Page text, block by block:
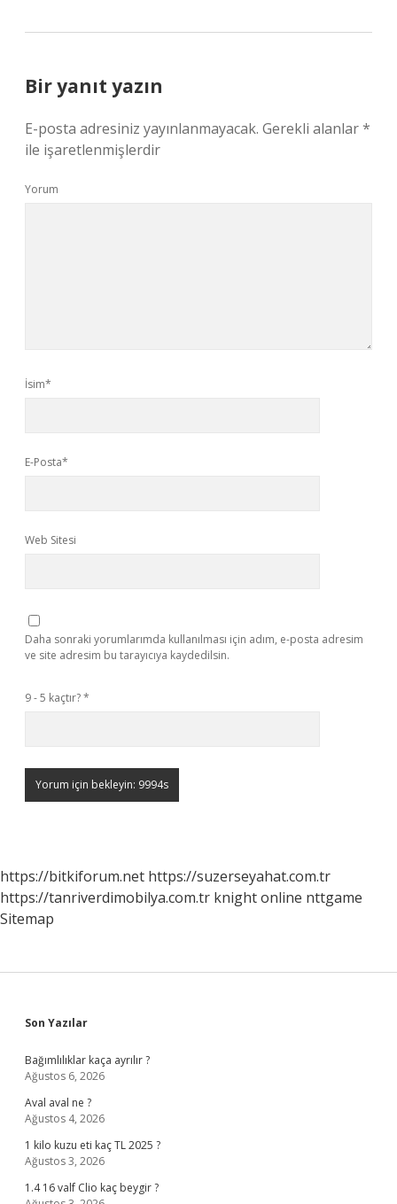
Bir yanıt yazın
E-posta adresiniz yayınlanmayacak. Gerekli alanlar*
ile işaretlenmişlerdir
Yorum
İsim*
E-Posta*
Web Sitesi
Daha sonraki yorumlarımda kullanılması için adım, e-posta adresim
ve site adresim bu tarayıcıya kaydedilsin.
9 - 5 kaçtır?*
https://bitkiforum.net https://suzerseyahat.com.tr
https://tanriverdimobilya.com.tr knight online nttgame
Sitemap
Sidebar
Son Yazılar
Bağımlılıklar kaça ayrılır ?
Ağustos 6, 2026
Aval aval ne ?
Ağustos 4, 2026
1 kilo kuzu eti kaç TL 2025 ?
Ağustos 3, 2026
1.4 16 valf Clio kaç beygir ?